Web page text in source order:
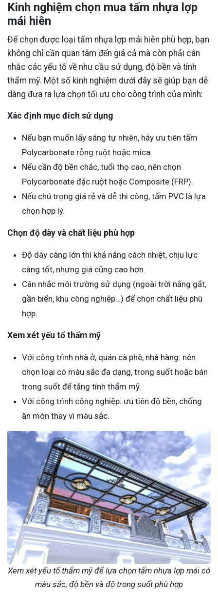
Kinh nghiệm chọn mua tấm nhựa lợp
mái hiên
Để chọn được loại tấm nhựa lợp mái hiên phù hợp, bạn
không chỉ cần quan tâm đến giá cả mà còn phải cân
nhắc các yếu tố về nhu cầu sử dụng, độ bền và tính
thẩm mỹ. Một số kinh nghiệm dưới đây sẽ giúp bạn dễ
dàng đưa ra lựa chọn tối ưu cho công trình của mình:
Xác định mục đích sử dụng
Nếu bạn muốn lấy sáng tự nhiên, hãy ưu tiên tấm
Polycarbonate rỗng ruột hoặc mica.
Nếu cần độ bền chắc, tuổi thọ cao, nên chọn
Polycarbonate đặc ruột hoặc Composite (FRP).
Nếu chú trọng giá rẻ và dễ thi công, tấm PVC là lựa
chọn hợp lý.
Chọn độ dày và chất liệu phù hợp
Độ dày càng lớn thì khả năng cách nhiệt, chịu lực
càng tốt, nhưng giá cũng cao hơn.
Cân nhắc môi trường sử dụng (ngoài trời nắng gắt,
gần biển, khu công nghiệp…) để chọn chất liệu phù
hợp.
Xem xét yếu tố thẩm mỹ
Với công trình nhà ở, quán cà phê, nhà hàng: nên
chọn loại có màu sắc đa dạng, trong suốt hoặc bán
trong suốt để tăng tính thẩm mỹ.
Với công trình công nghiệp: ưu tiên độ bền, chống
ăn mòn thay vì màu sắc.
Xem xét yếu tố thẩm mỹ để lựa chọn tấm nhựa lợp mái có
màu sắc, độ bền và độ trong suốt phù hợp